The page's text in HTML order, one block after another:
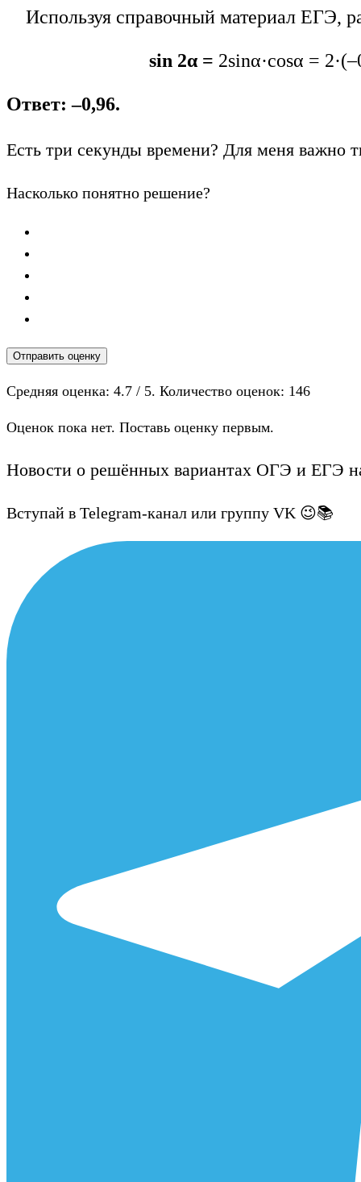
Используя справочный материал ЕГЭ,
sin 2α = 2sinα·cosα =
Ответ: –0,96.
Есть три секунды времени? Для меня важно
Насколько понятно решение?
Отправить оценку
Средняя оценка: 4.7 / 5. Количество оценок: 146
Оценок пока нет. Поставь оценку первым.
Новости о решённых вариантах ОГЭ и ЕГЭ
Вступай в Telegram-канал или группу VK 😉📚